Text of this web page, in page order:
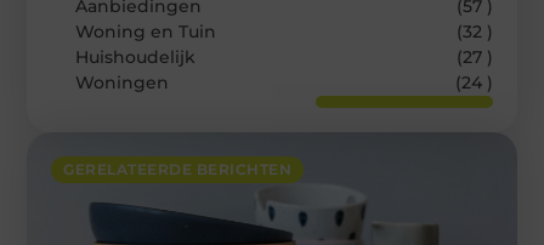
GERELATEERDE BERICHTEN
Aanbiedingen
(57 )
Woning en Tuin
(32 )
Huishoudelijk
(27 )
Woningen
(24 )